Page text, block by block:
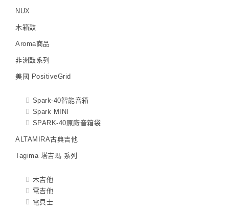
NUX
木箱鼓
Aroma商品
非洲鼓系列
美國 PositiveGrid
Spark-40智能音箱
Spark MINI
SPARK-40原廠音箱袋
ALTAMIRA古典吉他
Tagima 塔吉瑪 系列
木吉他
電吉他
電貝士